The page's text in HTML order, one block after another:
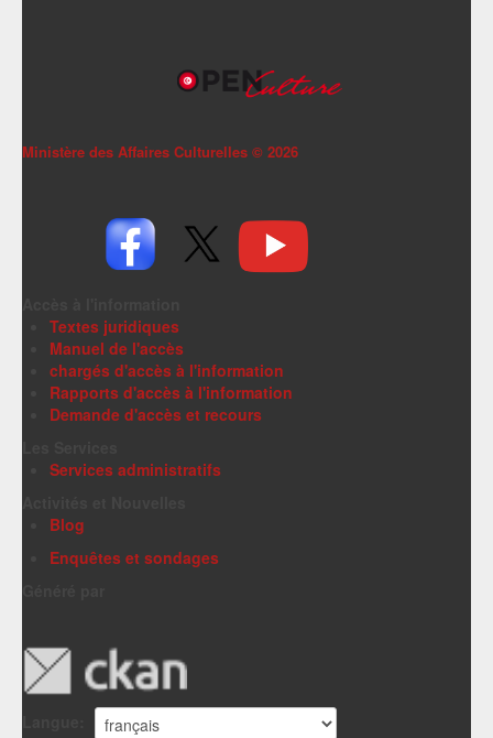
Ministère des Affaires Culturelles © 2026
Textes juridiques
Manuel de l'accès
chargés d'accès à l'information
Rapports d'accès à l'information
Demande d'accès et recours
Services administratifs
Blog
Enquêtes et sondages